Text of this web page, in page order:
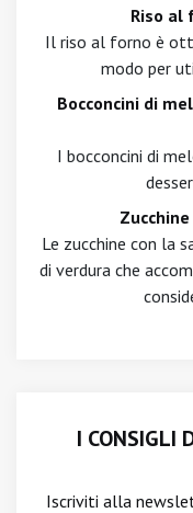
Riso al
Il riso al forno è
modo per
Bocconcini di
I bocconcini di
Le zucchine con la
di verdura che
I CONSIGLI
Iscriviti alla